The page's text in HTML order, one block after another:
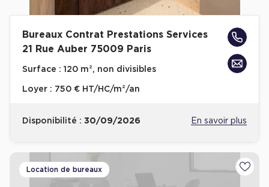
Bureaux privés
Bureaux privés à Neuilly-sur-Seine
Plateaux opérés
Bureaux Contrat Prestations Services
21 Rue Auber 75009 Paris
Surface : 120 m², non divisibles
Loyer : 750 € HT/HC/m²/an
Disponibilité : 30/09/2026 En savoir plus
Location de bureaux